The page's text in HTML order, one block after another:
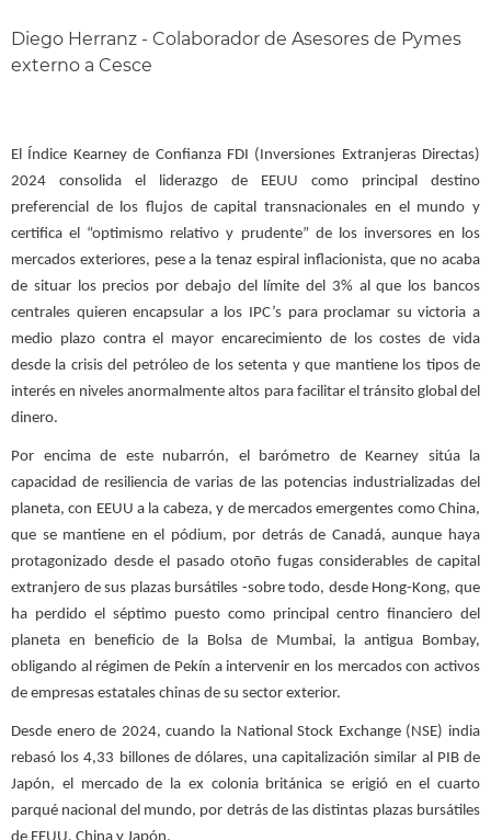
Diego Herranz - Colaborador de Asesores de Pymes
externo a Cesce
El Índice Kearney de Confianza FDI (Inversiones Extranjeras Directas)
2024 consolida el liderazgo de EEUU como principal destino
preferencial de los flujos de capital transnacionales en el mundo y
certifica el “optimismo relativo y prudente” de los inversores en los
mercados exteriores, pese a la tenaz espiral inflacionista, que no acaba
de situar los precios por debajo del límite del 3% al que los bancos
centrales quieren encapsular a los IPC’s para proclamar su victoria a
medio plazo contra el mayor encarecimiento de los costes de vida
desde la crisis del petróleo de los setenta y que mantiene los tipos de
interés en niveles anormalmente altos para facilitar el tránsito global del
dinero.
Por encima de este nubarrón, el barómetro de Kearney sitúa la
capacidad de resiliencia de varias de las potencias industrializadas del
planeta, con EEUU a la cabeza, y de mercados emergentes como China,
que se mantiene en el pódium, por detrás de Canadá, aunque haya
protagonizado desde el pasado otoño fugas considerables de capital
extranjero de sus plazas bursátiles -sobre todo, desde Hong-Kong, que
ha perdido el séptimo puesto como principal centro financiero del
planeta en beneficio de la Bolsa de Mumbai, la antigua Bombay,
obligando al régimen de Pekín a intervenir en los mercados con activos
de empresas estatales chinas de su sector exterior.
Desde enero de 2024, cuando la National Stock Exchange (NSE) india
rebasó los 4,33 billones de dólares, una capitalización similar al PIB de
Japón, el mercado de la ex colonia británica se erigió en el cuarto
parqué nacional del mundo, por detrás de las distintas plazas bursátiles